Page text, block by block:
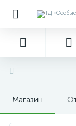
Магазин